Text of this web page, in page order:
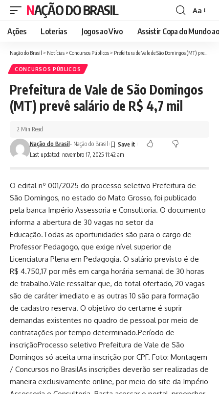
NAÇÃO DO BRASIL
Font
Resizer
Aa
Ações Loterias Jogos ao Vivo Assistir Copa do Mundo
Nação do Brasil > Notícias > Concursos Públicos > Prefeitura de Vale de São Domingos (MT) prevê salário de R$ 4,7 mil
CONCURSOS PÚBLICOS
Prefeitura de Vale de São Domingos
(MT) prevê salário de R$ 4,7 mil
Last updated: novembro 17, 2025 11:42 am
Nação do Brasil- Nação do Brasil
2 Min Read
O edital nº 001/2025 do processo seletivo Prefeitura de
São Domingos, no estado do Mato Grosso, foi publicado
pela banca Império Assessoria e Consultoria. O documento
informa a abertura de 30 vagas no setor da
Educação.Todas as oportunidades são para o cargo de
Professor Pedagogo, que exige nível superior de
Licenciatura Plena em Pedagogia. O salário previsto é de
R$ 4.750,17 por mês em carga horária semanal de 30 horas
de trabalho.Vale ressaltar que, do total ofertado, 20 vagas
são de caráter imediato e as outras 10 são para formação
de cadastro reserva. O objetivo do certame é suprir
demandas existentes no quadro de pessoal por meio de
contratações por tempo determinado.Período de
inscriçãoProcesso seletivo Prefeitura de Vale de São
Domingos só aceita uma inscrição por CPF. Foto: Montagem
/ Concursos no BrasilAs inscrições deverão ser realizadas de
maneira exclusivamente online, por meio do site da Império